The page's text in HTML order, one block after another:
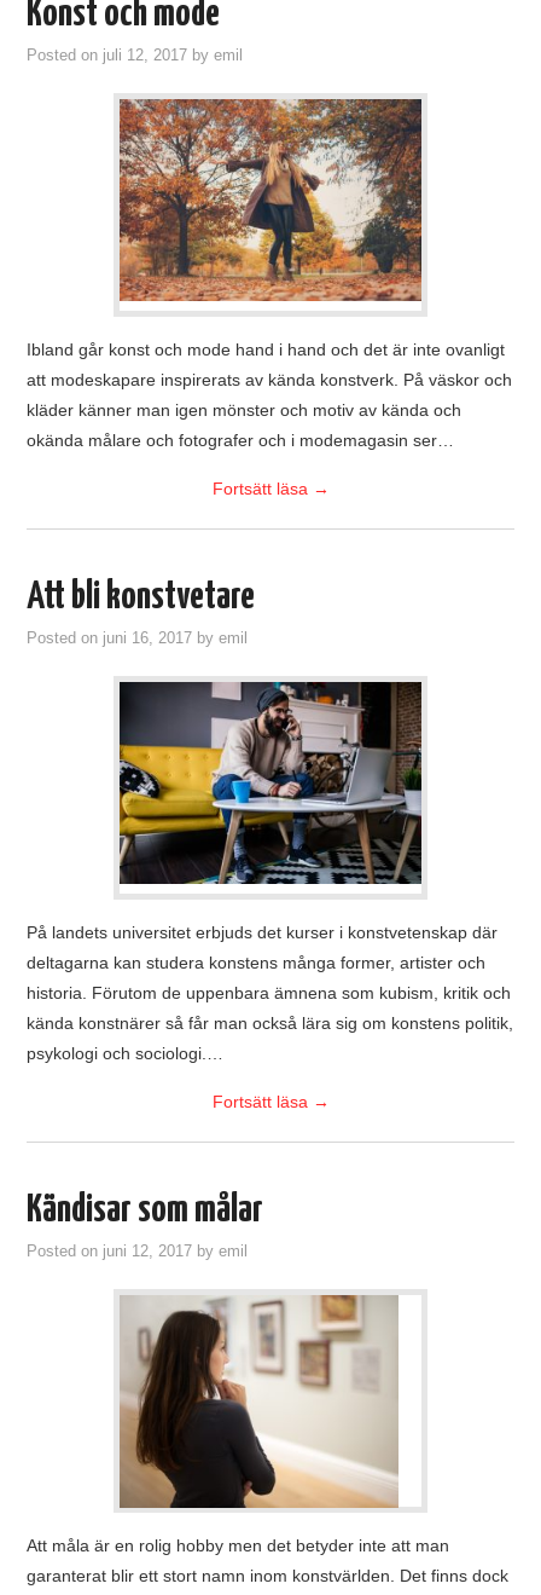
Konst och mode
Posted on juli 12, 2017 byemil
Ibland går konst och mode hand i hand och det är inte ovanligt
att modeskapare inspirerats av kända konstverk. På väskor och
kläder känner man igen mönster och motiv av kända och
okända målare och fotografer och i modemagasin ser…
Fortsätt läsa →
Att bli konstvetare
Posted on juni 16, 2017 byemil
På landets universitet erbjuds det kurser i konstvetenskap där
deltagarna kan studera konstens många former, artister och
historia. Förutom de uppenbara ämnena som kubism, kritik och
kända konstnärer så får man också lära sig om konstens politik,
psykologi och sociologi.…
Fortsätt läsa →
Kändisar som målar
Posted on juni 12, 2017 byemil
Att måla är en rolig hobby men det betyder inte att man
garanterat blir ett stort namn inom konstvärlden. Det finns dock